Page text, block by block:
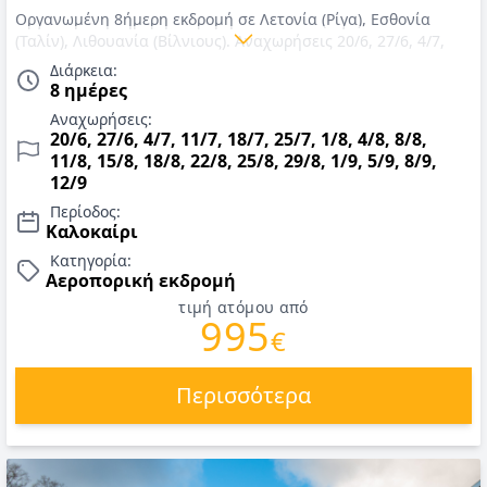
Οργανωμένη 8ήμερη εκδρομή σε Λετονία (Ρίγα), Εσθονία
(Ταλίν), Λιθουανία (Βίλνιους). Αναχωρήσεις 20/6, 27/6, 4/7,
11/7, 18/7, 25/7, 1/8, 4/8, 8/8, 11/8, 15/8, 18/8, 22/8, 25/8, 29/8,
1/9, 5/9, 8/9, 12/9. Αεροπορικά εισιτήρια με Air Baltic, διαμονή
σε επιλεγμένα ξενοδοχεία 4*, πρωινό σε μπουφέ,
μετακινήσεις, ξεναγήσεις, εκδρομές, αρχηγός - συνοδός. Τιμές
για Καλοκαίρι 2026.
Διάρκεια:
8 ημέρες
Αναχωρήσεις:
20/6, 27/6, 4/7, 11/7, 18/7, 25/7, 1/8, 4/8, 8/8,
11/8, 15/8, 18/8, 22/8, 25/8, 29/8, 1/9, 5/9, 8/9,
12/9
Περίοδος:
Καλοκαίρι
Κατηγορία:
Αεροπορική εκδρομή
τιμή ατόμου από
995€
Περισσότερα